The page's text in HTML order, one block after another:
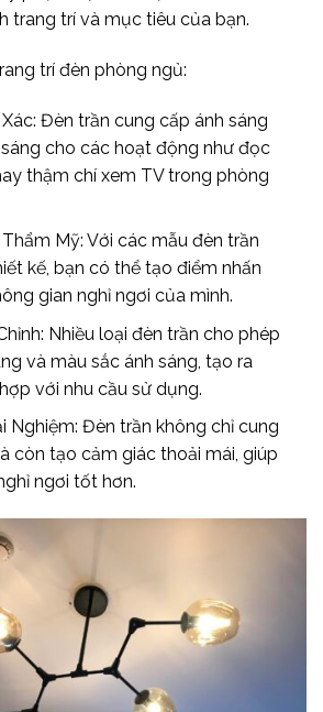
trang trí và mục tiêu của bạn.
trí đèn phòng ngủ:
Đèn trần cung cấp ánh sáng
cho các hoạt động như đọc
thậm chí xem TV trong phòng
Mỹ: Với các mẫu đèn trần
kế, bạn có thể tạo điểm nhấn
gian nghỉ ngơi của mình.
Nhiều loại đèn trần cho phép
và màu sắc ánh sáng, tạo ra
với nhu cầu sử dụng.
Nghiệm: Đèn trần không chỉ cung
còn tạo cảm giác thoải mái, giúp
ngơi tốt hơn.